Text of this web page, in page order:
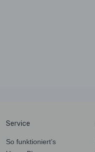
Service
So funktioniert’s